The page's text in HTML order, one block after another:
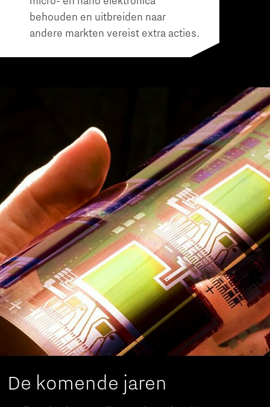
behouden en uitbreiden naar
andere markten vereist extra acties.
De komende jaren